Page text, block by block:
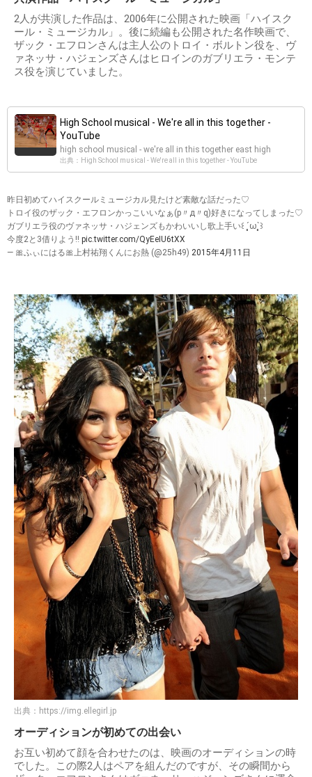
2人が共演した作品は、2006年に公開された映画「ハイスク
ール・ミュージカル」。後に続編も公開された名作映画で、
ザック・エフロンさんは主人公のトロイ・ボルトン役を、ヴ
ァネッサ・ハジェンズさんはヒロインのガブリエラ・モンテ
ス役を演じていました。
High School musical - We're all in this together -
YouTube
high school musical - we're all in this together east high
出典：High School musical - We're all in this together - YouTube
昨日初めてハイスクールミュージカル見たけど素敵な話だった♡
トロイ役のザック・エフロンかっこいいなぁ(p〃д〃q)好きになってしまった♡
ガブリエラ役のヴァネッサ・ハジェンズもかわいいし歌上手い꒰ ´͈ω`͈꒱
今度2と3借りよう‼︎ pic.twitter.com/QyEeIU6tXX
— 🎀ふぃにはる🎀上村祐翔くんにお熱 (@25h49) 2015年4月11日
出典： https://img.ellegirl.jp
オーディションが初めての出会い
お互い初めて顔を合わせたのは、映画のオーディションの時
でした。この際2人はペアを組んだのですが、その瞬間から